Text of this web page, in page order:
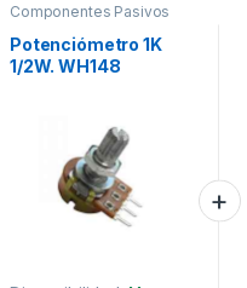
Componentes Pasivos
Potenciómetro 1K
1/2W. WH148